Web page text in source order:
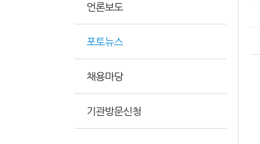
언론보도
포토뉴스
채용마당
기관방문신청